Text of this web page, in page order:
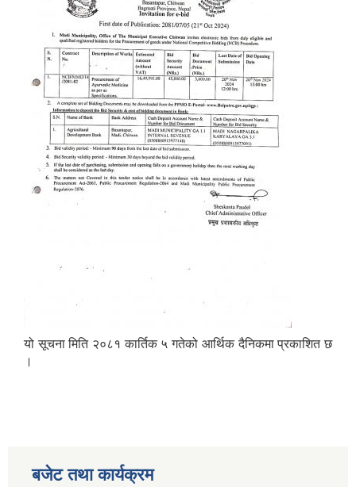
यो सूचना मिति २०८१ कार्तिक ५ गतेको आर्थिक दैनिकमा प्रकाशित छ
।
बजेट तथा कार्यक्रम